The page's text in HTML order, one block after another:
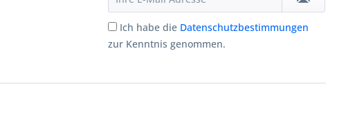
Ich habe die Datenschutzbestimmungen
zur Kenntnis genommen.